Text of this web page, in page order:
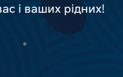
і ваших рідних!